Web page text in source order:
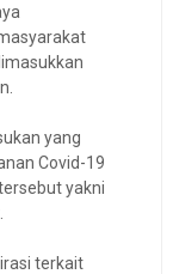
yang
Covid-19
yakni
terkait